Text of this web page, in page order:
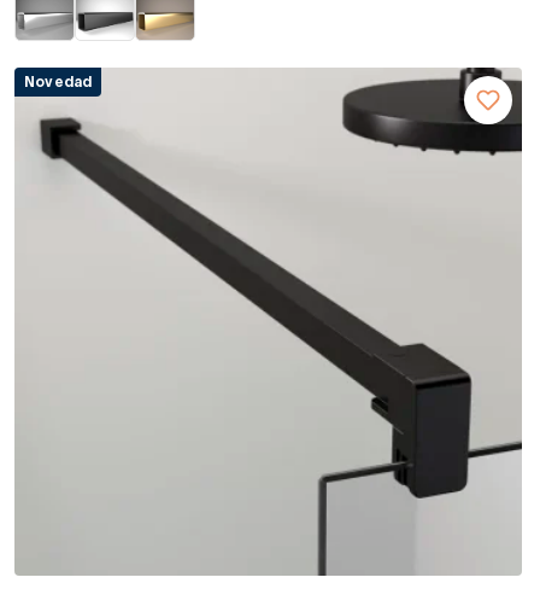
Novedad